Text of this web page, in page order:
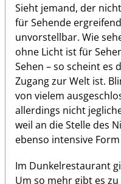
Sieht jemand, der
für Sehende
unvorstellbar. Wie
ohne Licht ist für
Sehen – so scheint es
Zugang zur Welt ist.
von vielem
allerdings nicht
weil an die Stelle des
ebenso intensive
Im Dunkelrestaurant
Um so mehr gibt es